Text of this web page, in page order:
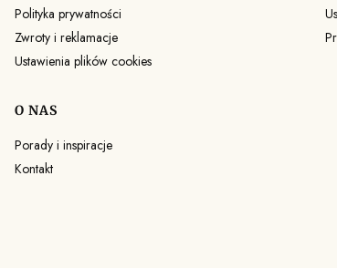
Polityka prywatności
Zwroty i reklamacje
Ustawienia plików cookies
O NAS
Porady i inspiracje
Kontakt